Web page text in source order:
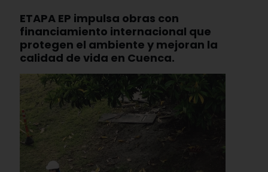
ETAPA EP impulsa obras con
financiamiento internacional que
protegen el ambiente y mejoran la
calidad de vida en Cuenca.